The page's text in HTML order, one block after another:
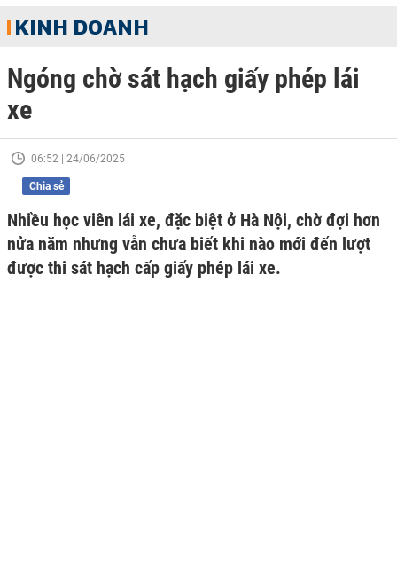
KINH DOANH
Ngóng chờ sát hạch giấy phép lái
xe
06:52 | 24/06/2025
Chia sẻ
Nhiều học viên lái xe, đặc biệt ở Hà Nội, chờ đợi hơn
nửa năm nhưng vẫn chưa biết khi nào mới đến lượt
được thi sát hạch cấp giấy phép lái xe.